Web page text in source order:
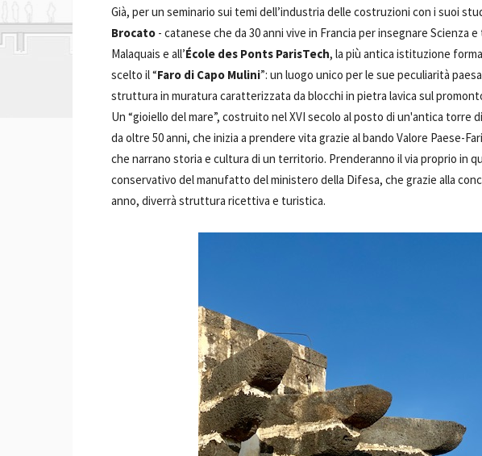
Già, per un seminario sui temi dell’industria delle costruzioni con i suoi
Brocato - catanese che da 30 anni vive in Francia per insegnare Scienza
Malaquais e all’École des Ponts ParisTech, la più antica istituzione
scelto il “Faro di Capo Mulini”: un luogo unico per le sue peculiarità
struttura in muratura caratterizzata da blocchi in pietra lavica sul
Un “gioiello del mare”, costruito nel XVI secolo al posto di un'antica torre
da oltre 50 anni, che inizia a prendere vita grazie al bando Valore Paese-
che narrano storia e cultura di un territorio. Prenderanno il via proprio in
conservativo del manufatto del ministero della Difesa, che grazie alla
anno, diverrà struttura ricettiva e turistica.